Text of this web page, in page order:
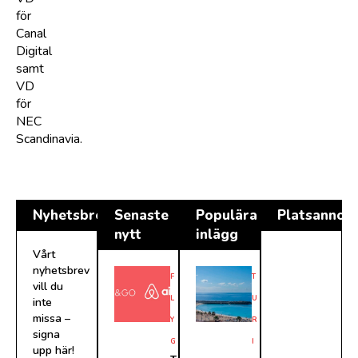
för
Canal
Digital
samt
VD
för
NEC
Scandinavia.
Nyhetsbrev
Vårt
nyhetsbrev
vill du
inte
missa –
signa
upp här!
Senaste
nytt
F
L
Y
G
Populära
inlägg
T
U
R
I